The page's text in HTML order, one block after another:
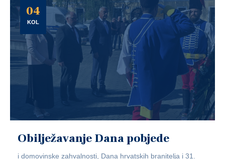
04
KOL
Obilježavanje Dana pobjede
i domovinske zahvalnosti, Dana hrvatskih branitelja i 31.